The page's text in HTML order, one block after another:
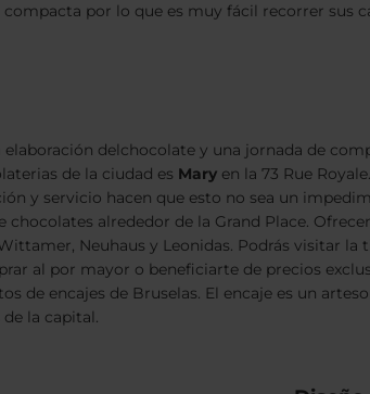
por lo que es muy fácil recorrer sus
delchocolate y una jornada de
de la ciudad es Mary en la 73 Rue
y servicio hacen que esto no sea un
alrededor de la Grand Place.
Neuhaus y Leonidas. Podrás visitar la
al por mayor o beneficiarte de precios
de encajes de Bruselas. El encaje es un
la capital.